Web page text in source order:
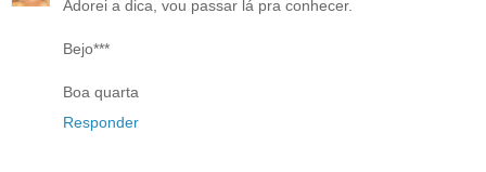
Adorei a dica, vou passar lá pra conhecer.
Bejo***
Boa quarta
Responder